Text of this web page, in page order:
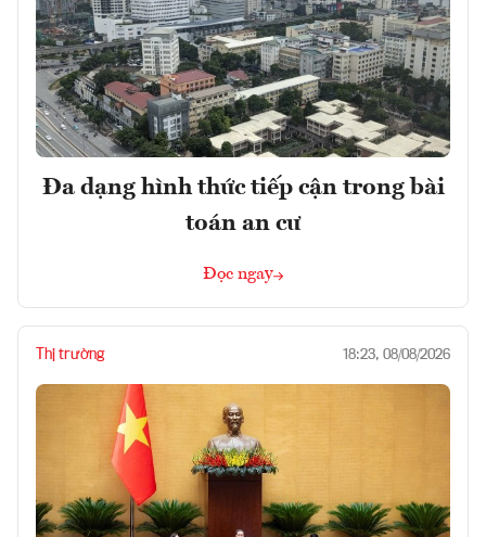
Đa dạng hình thức tiếp cận trong bài
toán an cư
Đọc ngay
Thị trường 18:23, 08/08/2026